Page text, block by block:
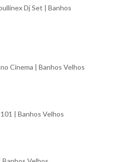
Dj Set | Banhos
Cinema | Banhos Velhos
| Banhos Velhos